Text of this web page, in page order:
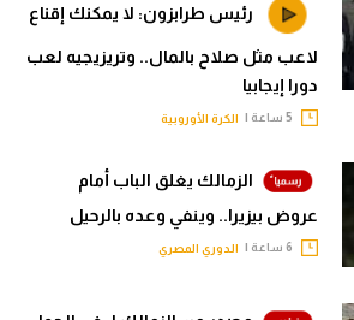
رئيس طرابزون: لا يمكنك إقناع
لاعب مثل صلاح بالمال.. وتريزيجيه لعب
دورا إيجابيا
الكرة الأوروبية
الزمالك يغلق الباب أمام
عروض بيزيرا.. وينفي وعده بالرحيل
الدوري المصري